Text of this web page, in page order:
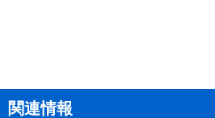
関連情報